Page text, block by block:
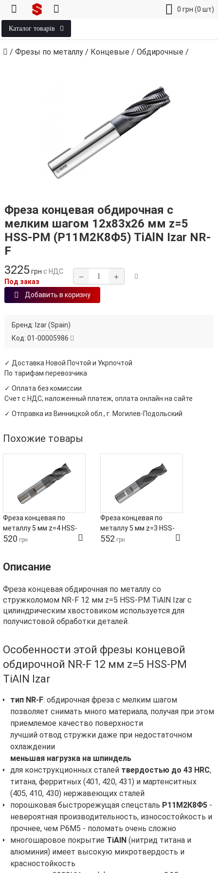
0 грн (0 шт)
Каталог товарів
/ Фрезы по металлу / Концевые / Обдирочные /
Фреза концевая обдирочная с
мелким шагом 12х83х26 мм z=5
HSS-PM (Р11М2К8Ф5) TiAlN Izar NR-
F
3225грн с НДС
Под заказ
− +
Добавить в коризну
Бренд: Izar (Spain)
Код: 01-00005986
✓ Доставка Новой Почтой и Укрпочтой
По тарифам перевозчика
✓ Оплата без комиссии
Счет с НДС, наложенный платеж, оплата онлайн на сайте
✓ Отправка из Винницкой обл., г. Могилев-Подольский
Похожие товары
Фреза концевая по
металлу 5 мм z=4 HSS-
Co8 TiAlN Tivoly
520 грн
Фреза концевая по
металлу 5 мм z=3 HSS-
Co8 TiAlN Tivoly
552 грн
Описание
Фреза концевая обдирочная по металлу со
стружколомом NR-F 12 мм z=5 HSS-PM TiAlN Izar с
цилиндрическим хвостовиком используется для
получистовой обработки деталей.
Особенности этой фрезы концевой
обдирочной NR-F 12 мм z=5 HSS-PM
TiAlN Izar
тип NR-F: обдирочная фреза с мелким шагом
позволяет снимать много материала, получая при этом
приемлемое качество поверхности
лучший отвод стружки даже при недостаточном
охлаждении
меньшая нагрузка на шпиндель
для конструкционных сталей твердостью до 43 HRC,
титана, ферритных (401, 420, 431) и мартенситных
(405, 410, 430) нержавеющих сталей
порошковая быстрорежущая спецсталь Р11М2К8Ф5 -
невероятная производительность, износостойкость и
прочнее, чем Р6М5 - поломать очень сложно
многошаровое покрытие TiAlN (нитрид титана и
алюминия) имеет высокую микротвердость и
красностойкость